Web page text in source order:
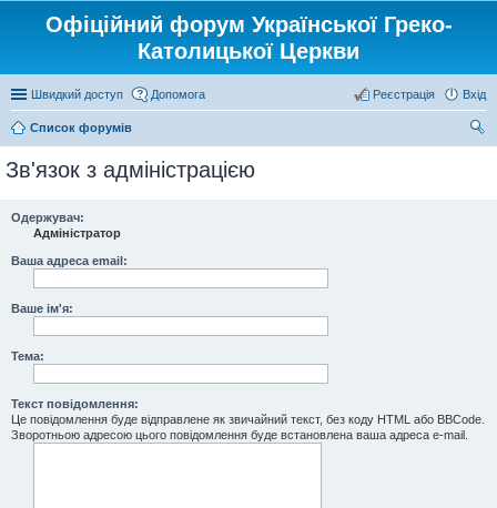
Офіційний форум Української Греко-
Католицької Церкви
Швидкий доступ Допомога Вхід
Реєстрація
Список форумів
Зв'язок з адміністрацією
Одержувач:
Адміністратор
Ваша адреса email:
Ваше ім'я:
Тема:
Текст повідомлення:
Це повідомлення буде відправлене як звичайний текст, без коду HTML або BBCode.
Зворотньою адресою цього повідомлення буде встановлена ваша адреса e-mail.